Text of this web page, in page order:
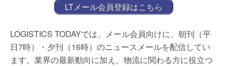
LTメール会員登録はこちら
LOGISTICS TODAYでは、メール会員向けに、朝刊（平
日7時）・夕刊（16時）のニュースメールを配信してい
ます。業界の最新動向に加え、物流に関わる方に役立つ